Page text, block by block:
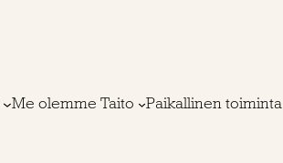
Me olemme Taito Paikallinen toiminta